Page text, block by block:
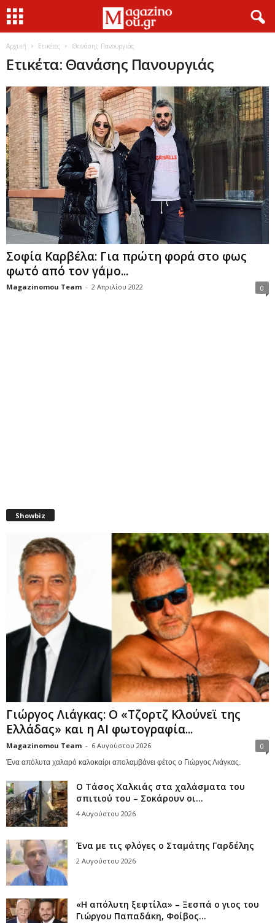
Αρχική Ετικέτες Θανάσης Πανουργιάς
Ετικέτα: Θανάσης Πανουργιάς
Σοφία Καρβέλα: Για πρώτη φορά στο φως
φωτό από τον γάμο...
Magazinomou Team - 2 Απριλίου 2022 0
Showbiz
Γιώργος Λιάγκας: Ο «Τζορτζ Κλούνεϊ της
Ελλάδας» και η AI φωτογραφία...
Magazinomou Team - 6 Αυγούστου 2026 0
Ένα απόλυτα χαλαρό καλοκαίρι απολαμβάνει φέτος ο Γιώργος Λιάγκας.
Ο Τάσος Χαλκιάς στα χαλάσματα του
σπιτιού του – Σοκάρουν οι...
4 Αυγούστου 2026
Ένα με τις φλόγες ο Σταμάτης Γαρδέλης
2 Αυγούστου 2026
«Η απόλυτη ξεφτίλα» – Ξεσπά ο γιος του
Γιώργου Παπαδάκη, Φοίβος...